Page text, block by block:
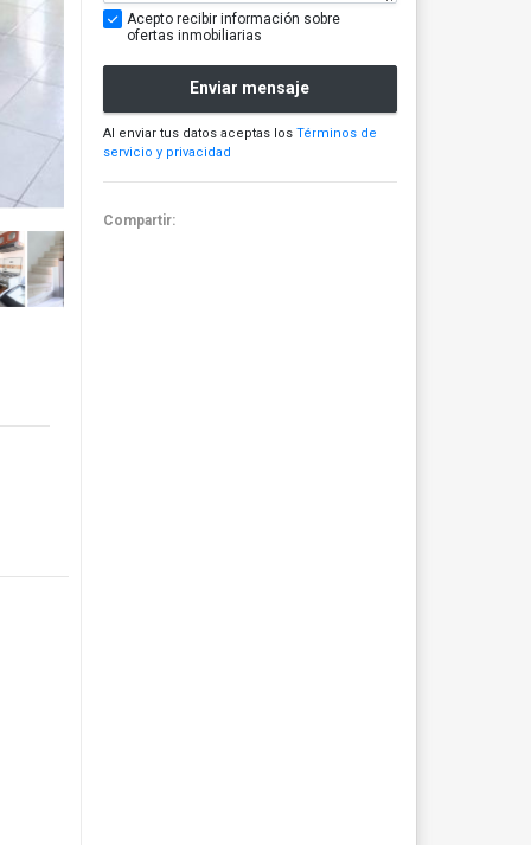
Acepto recibir información sobre
ofertas inmobiliarias
Enviar mensaje
Al enviar tus datos aceptas los Términos de
servicio y privacidad
Compartir: